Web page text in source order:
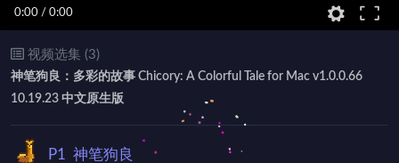
0:00 / 0:00
视频选集 (3)
神笔狗良：多彩的故事 Chicory: A Colorful Tale for Mac v1.0.0.66
10.19.23 中文原生版
P1 神笔狗良